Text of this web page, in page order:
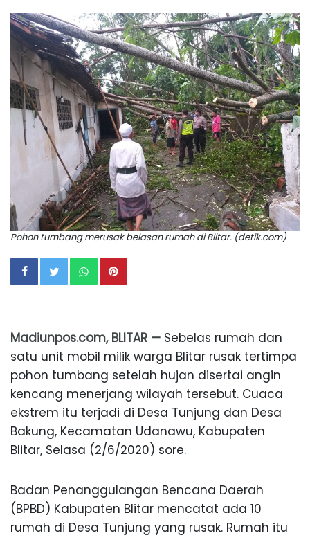
Pohon tumbang merusak belasan rumah di Blitar. (detik.com)
Madiunpos.com, BLITAR — Sebelas rumah dan
satu unit mobil milik warga Blitar rusak tertimpa
pohon tumbang setelah hujan disertai angin
kencang menerjang wilayah tersebut. Cuaca
ekstrem itu terjadi di Desa Tunjung dan Desa
Bakung, Kecamatan Udanawu, Kabupaten
Blitar, Selasa (2/6/2020) sore.
Badan Penanggulangan Bencana Daerah
(BPBD) Kabupaten Blitar mencatat ada 10
rumah di Desa Tunjung yang rusak. Rumah itu